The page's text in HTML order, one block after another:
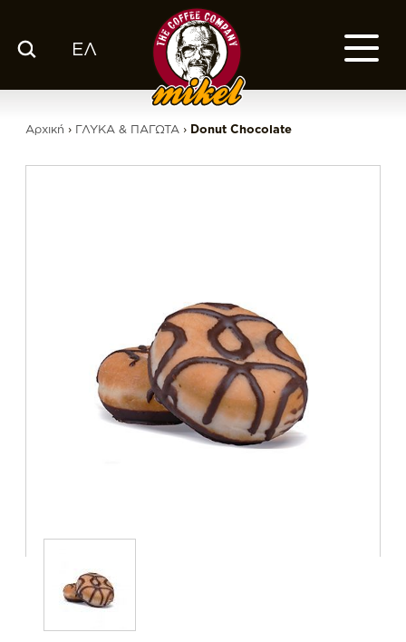
ΕΛ
Ο ΚΑΦΕΣ ΜΑΣ
FRANCHISE
Αρχική › ΓΛΥΚΑ & ΠΑΓΩΤΑ › Donut Chocolate